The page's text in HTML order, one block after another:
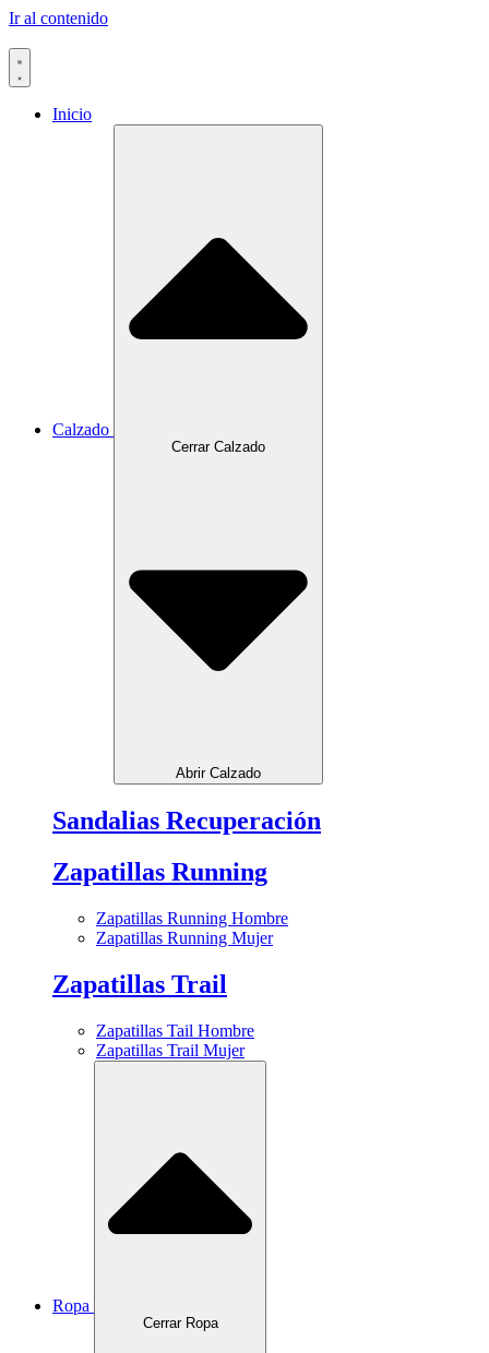
Ir al contenido
Inicio
Calzado
Cerrar Calzado
Abrir Calzado
Sandalias Recuperación
Zapatillas Running
Zapatillas Running Hombre
Zapatillas Running Mujer
Zapatillas Trail
Zapatillas Tail Hombre
Zapatillas Trail Mujer
Ropa
Cerrar Ropa